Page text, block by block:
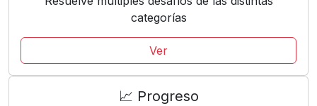
categorías
Ver
📈 Progreso